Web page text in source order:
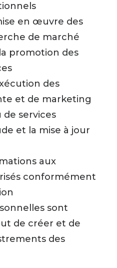
en œuvre des
de marché
promotion des
des
et de marketing
services
et la mise à jour
aux
conformément
sont
de créer et de
des